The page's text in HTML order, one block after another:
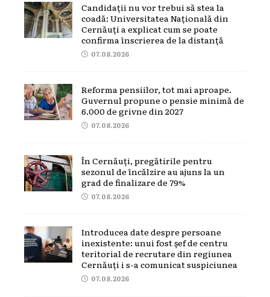
Candidații nu vor trebui să stea la
coadă: Universitatea Națională din
Cernăuți a explicat cum se poate
confirma înscrierea de la distanță
07.08.2026
Reforma pensiilor, tot mai aproape.
Guvernul propune o pensie minimă de
6.000 de grivne din 2027
07.08.2026
În Cernăuți, pregătirile pentru
sezonul de încălzire au ajuns la un
grad de finalizare de 79%
07.08.2026
Introducea date despre persoane
inexistente: unui fost șef de centru
teritorial de recrutare din regiunea
Cernăuți i s-a comunicat suspiciunea
07.08.2026